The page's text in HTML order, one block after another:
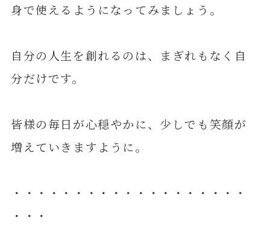
身で使えるようになってみましょう。
自分の人生を創れるのは、まぎれもなく自
分だけです。
皆様の毎日が心穏やかに、少しでも笑顔が
増えていきますように。
・・・・・・・・・・・・・・・・・・・
・・・